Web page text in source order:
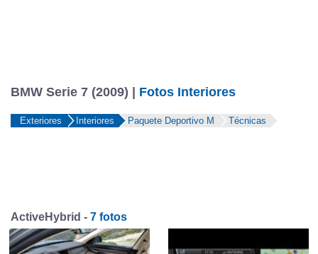
BMW Serie 7 (2009) | Fotos Interiores
Exteriores Interiores Paquete Deportivo M Técnicas
ActiveHybrid - 7 fotos